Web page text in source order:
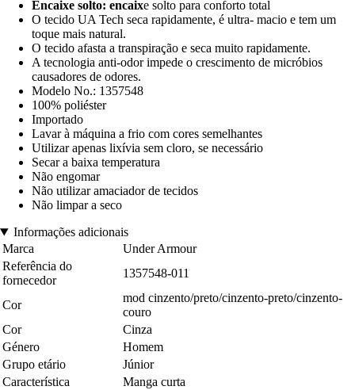
Encaixe solto: encaixe solto para conforto total
O tecido UA Tech seca rapidamente, é ultra- macio e tem um
toque mais natural.
O tecido afasta a transpiração e seca muito rapidamente.
A tecnologia anti-odor impede o crescimento de micróbios
causadores de odores.
Modelo No.: 1357548
100% poliéster
Importado
Lavar à máquina a frio com cores semelhantes
Utilizar apenas lixívia sem cloro, se necessário
Secar a baixa temperatura
Não engomar
Não utilizar amaciador de tecidos
Não limpar a seco
Informações adicionais
Marca
Under Armour
Referência do
fornecedor
1357548-011
Cor
mod cinzento/preto/cinzento-preto/cinzento-
couro
Cor
Cinza
Género
Homem
Grupo etário
Júnior
Característica
Manga curta